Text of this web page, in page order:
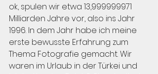
ok, spulen wir etwa 13,999999971
Milliarden Jahre vor, also ins Jahr
1996. In dem Jahr habe ich meine
erste bewusste Erfahrung zum
Thema Fotografie gemacht. Wir
waren im Urlaub in der Türkei und